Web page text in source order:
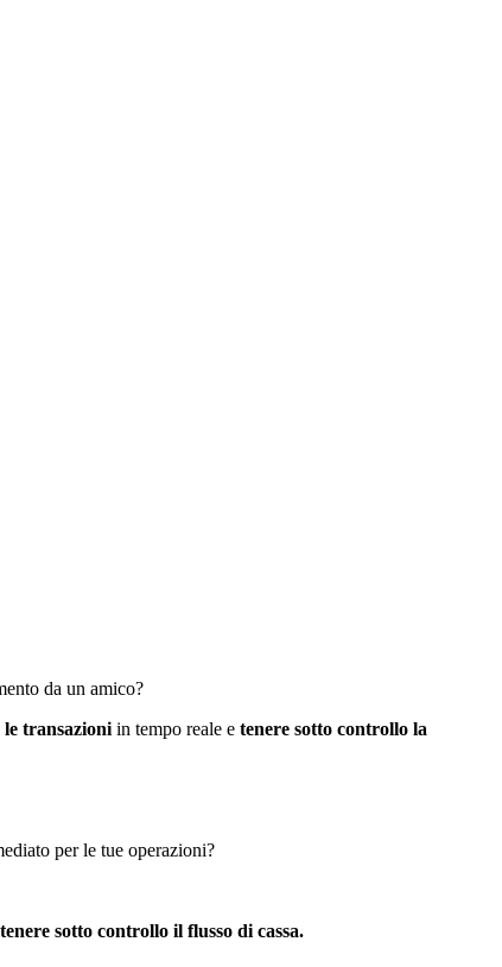
da un amico?
transazioni in tempo reale e tenere sotto controllo la
per le tue operazioni?
tenere sotto controllo il flusso di cassa.